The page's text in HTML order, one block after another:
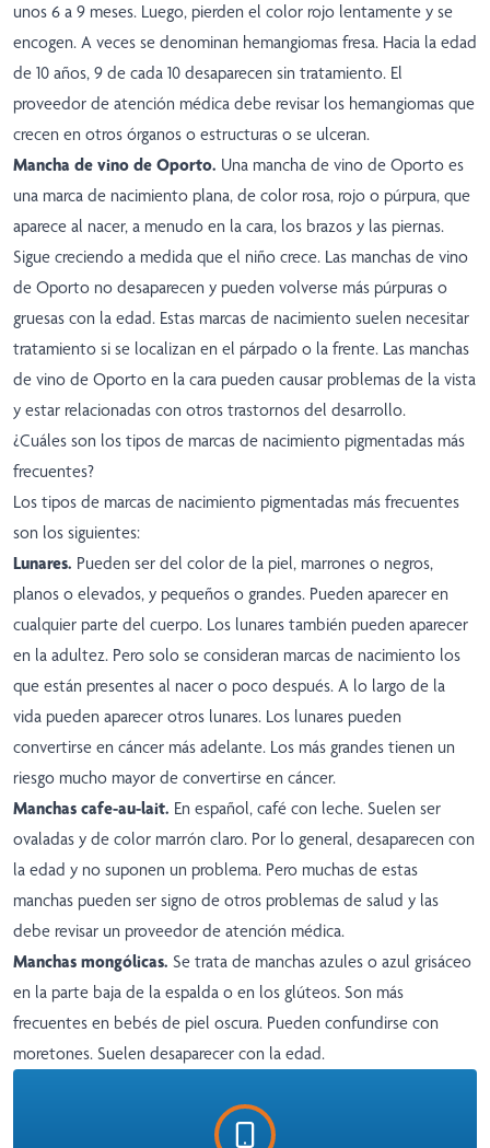
unos 6 a 9 meses. Luego, pierden el color rojo lentamente y se
encogen. A veces se denominan hemangiomas fresa. Hacia la edad
de 10 años, 9 de cada 10 desaparecen sin tratamiento. El
proveedor de atención médica debe revisar los hemangiomas que
crecen en otros órganos o estructuras o se ulceran.
Mancha de vino de Oporto. Una mancha de vino de Oporto es
una marca de nacimiento plana, de color rosa, rojo o púrpura, que
aparece al nacer, a menudo en la cara, los brazos y las piernas.
Sigue creciendo a medida que el niño crece. Las manchas de vino
de Oporto no desaparecen y pueden volverse más púrpuras o
gruesas con la edad. Estas marcas de nacimiento suelen necesitar
tratamiento si se localizan en el párpado o la frente. Las manchas
de vino de Oporto en la cara pueden causar problemas de la vista
y estar relacionadas con otros trastornos del desarrollo.
¿Cuáles son los tipos de marcas de nacimiento pigmentadas más
frecuentes?
Los tipos de marcas de nacimiento pigmentadas más frecuentes
son los siguientes:
Lunares. Pueden ser del color de la piel, marrones o negros,
planos o elevados, y pequeños o grandes. Pueden aparecer en
cualquier parte del cuerpo. Los lunares también pueden aparecer
en la adultez. Pero solo se consideran marcas de nacimiento los
que están presentes al nacer o poco después. A lo largo de la
vida pueden aparecer otros lunares. Los lunares pueden
convertirse en cáncer más adelante. Los más grandes tienen un
riesgo mucho mayor de convertirse en cáncer.
Manchas cafe-au-lait. En español, café con leche. Suelen ser
ovaladas y de color marrón claro. Por lo general, desaparecen con
la edad y no suponen un problema. Pero muchas de estas
manchas pueden ser signo de otros problemas de salud y las
debe revisar un proveedor de atención médica.
Manchas mongólicas. Se trata de manchas azules o azul grisáceo
en la parte baja de la espalda o en los glúteos. Son más
frecuentes en bebés de piel oscura. Pueden confundirse con
moretones. Suelen desaparecer con la edad.